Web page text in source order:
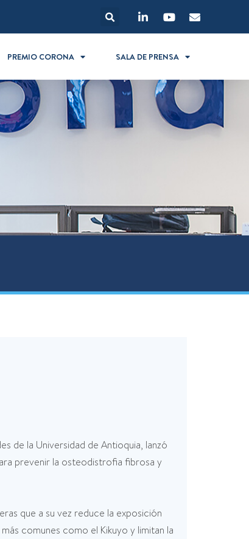
PREMIO CORONA SALA DE PRENSA
de la Universidad de Antioquia, lanzó
prevenir la osteodistrofia fibrosa y
que a su vez reduce la exposición
comunes como el Kikuyo y limitan la